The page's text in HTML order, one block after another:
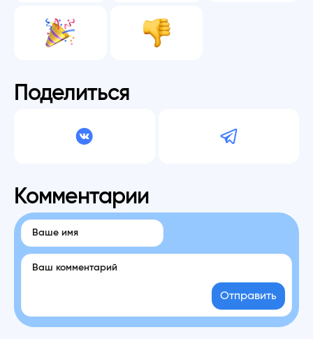
Поделиться
Комментарии
Отправить